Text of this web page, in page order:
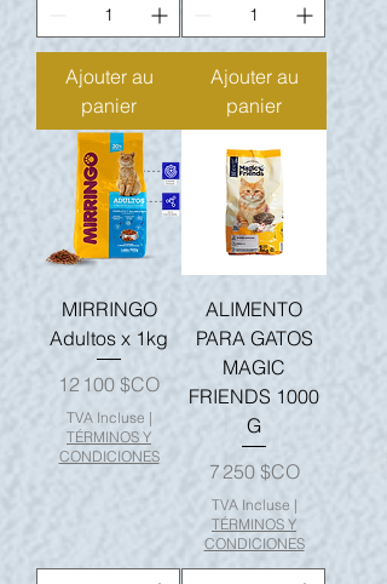
Ajouter au
panier
Ajouter au
panier
MIRRINGO
Adultos x 1kg
Prix
12 100 $CO
TVA Incluse |
TÉRMINOS Y
CONDICIONES
ALIMENTO
PARA GATOS
MAGIC
FRIENDS 1000
G
Prix
7 250 $CO
TVA Incluse |
TÉRMINOS Y
CONDICIONES